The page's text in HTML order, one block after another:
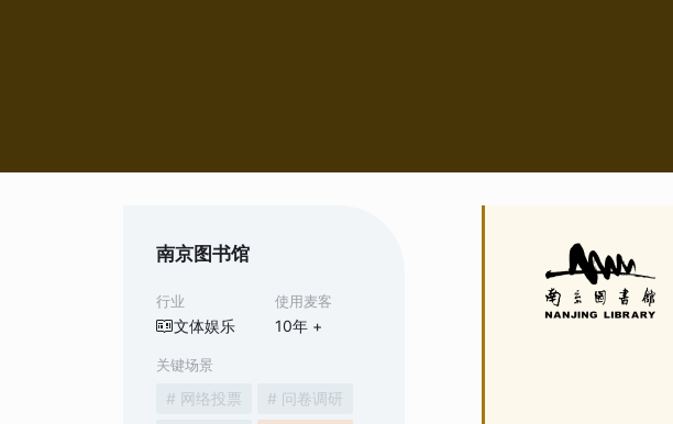
南京图书馆
行业
文体娱乐
使用麦客
10年 +
关键场景
# 网络投票
# 问卷调研